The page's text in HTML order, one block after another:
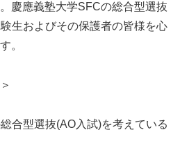
慶應義塾大学SFCの総合型選抜
生およびその保護者の皆様を心
。
合型選抜(AO入試)を考えている